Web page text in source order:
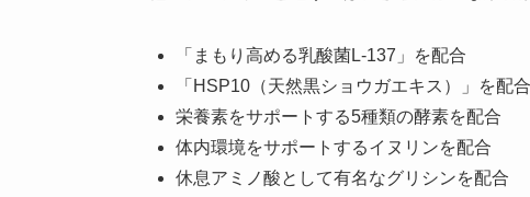
「まもり高める乳酸菌L-137」を配合
「HSP10（天然黒ショウガエキス）」を配合
栄養素をサポートする5種類の酵素を配合
体内環境をサポートするイヌリンを配合
休息アミノ酸として有名なグリシンを配合